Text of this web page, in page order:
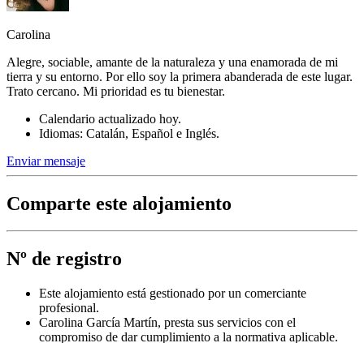
Carolina
Alegre, sociable, amante de la naturaleza y una enamorada de mi
tierra y su entorno. Por ello soy la primera abanderada de este lugar.
Trato cercano. Mi prioridad es tu bienestar.
Calendario actualizado hoy.
Idiomas: Catalán, Español e Inglés.
Enviar mensaje
Comparte este alojamiento
Nº de registro
Este alojamiento está gestionado por un comerciante
profesional.
Carolina García Martín, presta sus servicios con el
compromiso de dar cumplimiento a la normativa aplicable.